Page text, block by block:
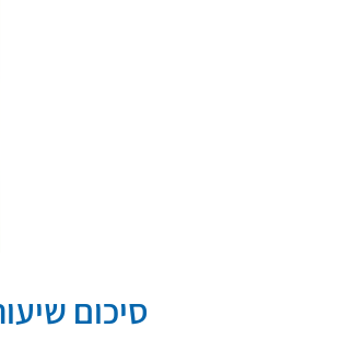
סיכום